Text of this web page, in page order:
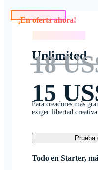
Unlimited
18
15
Para creadores más
exigen libertad creativa
Prueba
Todo en Starter,